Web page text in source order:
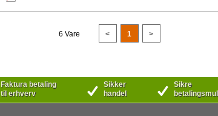
6 Vare < 1 >
Faktura betaling
til erhverv
Sikker
handel
Sikre